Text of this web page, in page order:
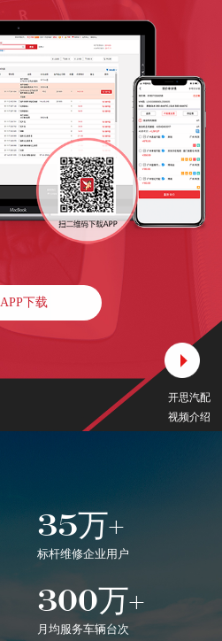
APP下载
开思汽配
视频介绍
35万+
标杆维修企业用户
300万+
月均服务车辆台次